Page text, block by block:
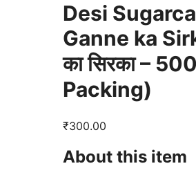
Desi
Ganne ka
का सिरका –
Packing)
₹300.00
About this item